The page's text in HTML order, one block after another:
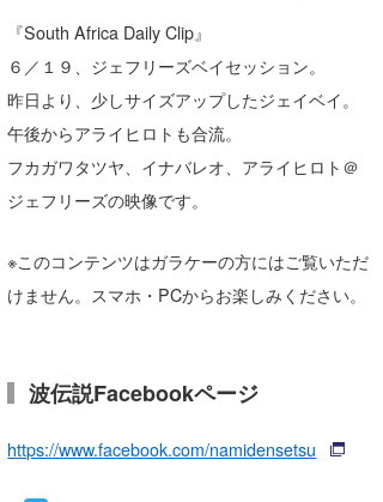
『South Africa Daily Clip』
６／１９、ジェフリーズベイセッション。
昨日より、少しサイズアップしたジェイベイ。
午後からアライヒロトも合流。
フカガワタツヤ、イナバレオ、アライヒロト＠
ジェフリーズの映像です。
※このコンテンツはガラケーの方にはご覧いただ
けません。スマホ・PCからお楽しみください。
波伝説Facebookページ
https://www.facebook.com/namidensetsu
伊豆
千葉南
大阪
四国
沖縄
ルール＆How to
VOTE!
サーファーズ
ライター/寄稿メディア